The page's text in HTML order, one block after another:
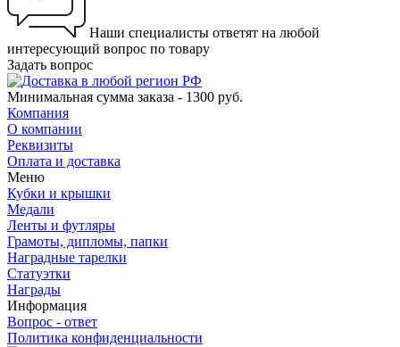
Наши специалисты ответят на любой
интересующий вопрос по товару
Задать вопрос
Минимальная сумма заказа - 1300 руб.
Компания
О компании
Реквизиты
Оплата и доставка
Меню
Кубки и крышки
Медали
Ленты и футляры
Грамоты, дипломы, папки
Наградные тарелки
Статуэтки
Награды
Информация
Вопрос - ответ
Политика конфиденциальности